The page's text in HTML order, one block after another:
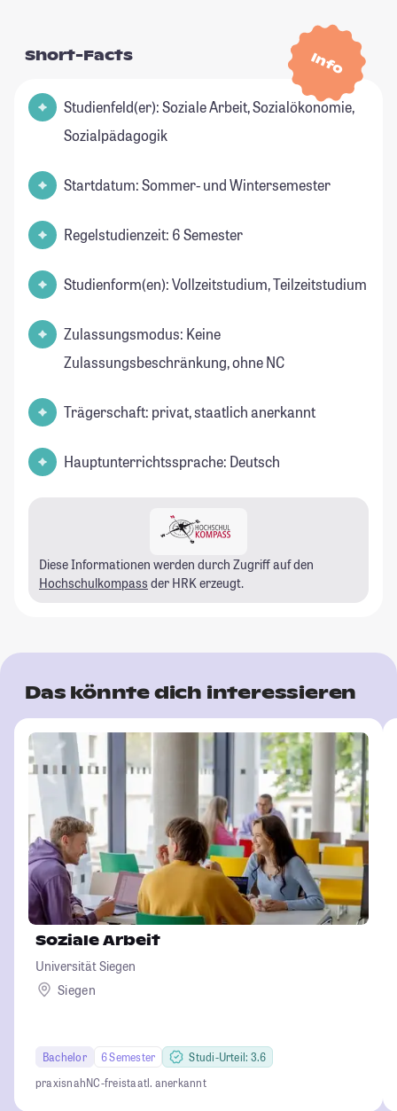
Info
Short-Facts
Studienfeld(er): Soziale Arbeit, Sozialökonomie,
Sozialpädagogik
Startdatum: Sommer- und Wintersemester
Regelstudienzeit: 6 Semester
Studienform(en): Vollzeitstudium, Teilzeitstudium
Zulassungsmodus: Keine
Zulassungsbeschränkung, ohne NC
Trägerschaft: privat, staatlich anerkannt
Hauptunterrichtssprache: Deutsch
Diese Informationen werden durch Zugriff auf den
Hochschulkompass der HRK erzeugt.
Das könnte dich interessieren
Soziale Arbeit
Universität Siegen
Siegen
Bachelor 6 Semester
Studi-Urteil: 3.6
praxisnahNC-freistaatl. anerkannt